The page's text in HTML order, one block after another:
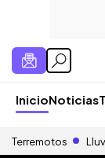
InicioNoticias
Terremotos